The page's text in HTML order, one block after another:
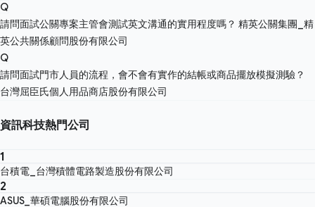
Q
請問面試公關專案主管會測試英文溝通的實用程度嗎？ 精英公關集團_精
英公共關係顧問股份有限公司
Q
請問面試門市人員的流程，會不會有實作的結帳或商品擺放模擬測驗？
台灣屈臣氏個人用品商店股份有限公司
資訊科技熱門公司
1
台積電_台灣積體電路製造股份有限公司
2
ASUS_華碩電腦股份有限公司